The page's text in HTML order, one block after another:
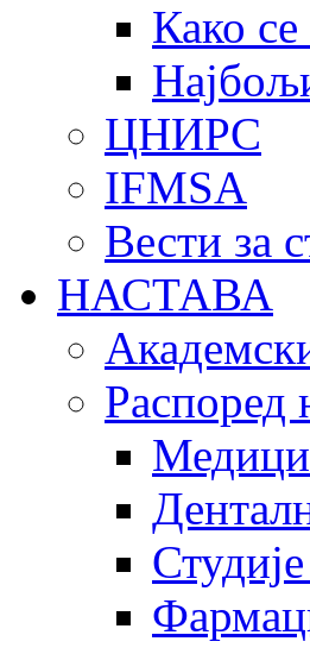
Како
ЦНИРС
IFMSA
Вести за
НАСТАВА
Распоред